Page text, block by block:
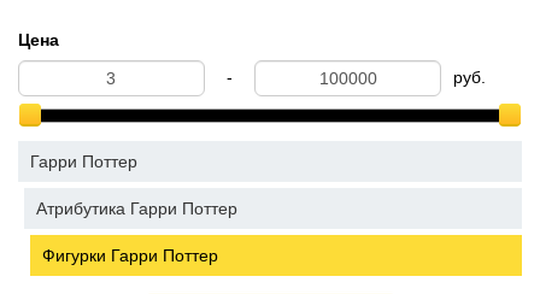
Цена
-
руб.
Гарри Поттер
Атрибутика Гарри Поттер
Фигурки Гарри Поттер